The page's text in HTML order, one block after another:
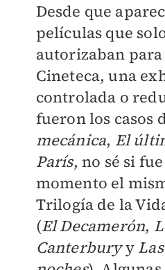
Desde que
películas que
autorizaban
Cineteca, una
controlada o
fueron los casos
mecánica, El
París, no sé si
momento el
Trilogía de la
(El Decamerón,
Canterburyy